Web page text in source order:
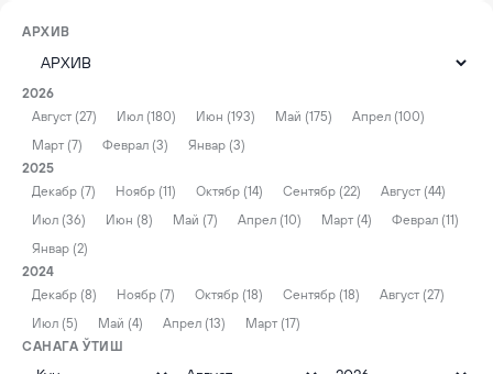
АРХИВ
2026
Август (27)
Июл (180) Июн (193) Май (175)
Апрел (100)
Март (7)
Феврал (3)
Январ (3)
2025
Декабр (7)
Ноябр (11) Октябр (14) Сентябр (22)
Август (44)
Июл (36)
Июн (8) Май (7) Апрел (10) Март (4)
Феврал (11)
Январ (2)
2024
Декабр (8)
Ноябр (7) Октябр (18) Сентябр (18)
Август (27)
Июл (5)
Май (4) Апрел (13)
Март (17)
САНАГА ЎТИШ